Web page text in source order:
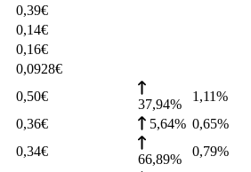
0,39€
0,14€
0,16€
0,0928€
0,50€
37,94%
1,11%
0,36€ 5,64% 0,65%
0,34€
66,89%
0,79%